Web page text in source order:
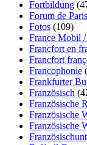
Fortbildung
Forum de
Fotos (109)
France Mobil
Francfort en
Francfort
Francophonie
Frankfurter
Französisch
Französische
Französische
Französische